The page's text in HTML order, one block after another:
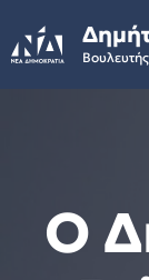
to
content
Ο